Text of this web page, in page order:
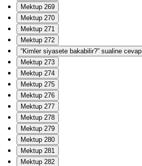
Mektup 269
Mektup 270
Mektup 271
Mektup 272
“Kimler siyasete bakabilir?” sualine cevap
Mektup 273
Mektup 274
Mektup 275
Mektup 276
Mektup 277
Mektup 278
Mektup 279
Mektup 280
Mektup 281
Mektup 282